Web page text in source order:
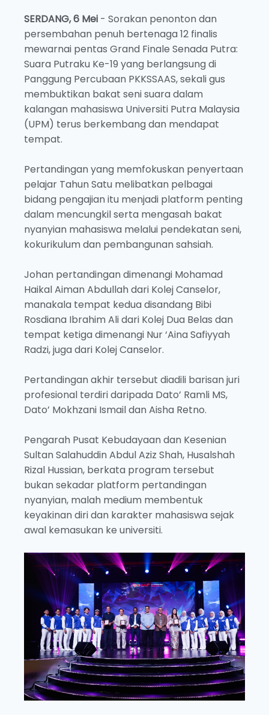
SERDANG, 6 Mei - Sorakan penonton dan
persembahan penuh bertenaga 12 finalis
mewarnai pentas Grand Finale Senada Putra:
Suara Putraku Ke-19 yang berlangsung di
Panggung Percubaan PKKSSAAS, sekali gus
membuktikan bakat seni suara dalam
kalangan mahasiswa Universiti Putra Malaysia
(UPM) terus berkembang dan mendapat
tempat.
Pertandingan yang memfokuskan penyertaan
pelajar Tahun Satu melibatkan pelbagai
bidang pengajian itu menjadi platform penting
dalam mencungkil serta mengasah bakat
nyanyian mahasiswa melalui pendekatan seni,
kokurikulum dan pembangunan sahsiah.
Johan pertandingan dimenangi Mohamad
Haikal Aiman Abdullah dari Kolej Canselor,
manakala tempat kedua disandang Bibi
Rosdiana Ibrahim Ali dari Kolej Dua Belas dan
tempat ketiga dimenangi Nur ‘Aina Safiyyah
Radzi, juga dari Kolej Canselor.
Pertandingan akhir tersebut diadili barisan juri
profesional terdiri daripada Dato’ Ramli MS,
Dato’ Mokhzani Ismail dan Aisha Retno.
Pengarah Pusat Kebudayaan dan Kesenian
Sultan Salahuddin Abdul Aziz Shah, Husalshah
Rizal Hussian, berkata program tersebut
bukan sekadar platform pertandingan
nyanyian, malah medium membentuk
keyakinan diri dan karakter mahasiswa sejak
awal kemasukan ke universiti.